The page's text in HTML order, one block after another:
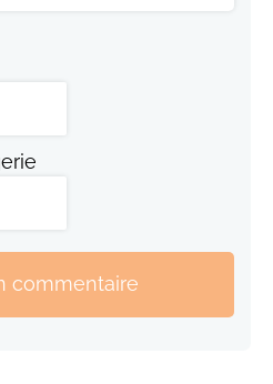
commentaire